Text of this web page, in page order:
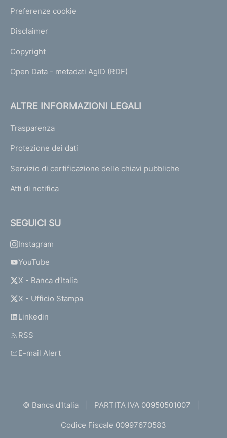
Preferenze cookie
Disclaimer
Copyright
Open Data - metadati AgID (RDF)
ALTRE INFORMAZIONI LEGALI
Trasparenza
Protezione dei dati
Servizio di certificazione delle chiavi pubbliche
Atti di notifica
SEGUICI SU
Instagram
YouTube
X - Banca d’Italia
X - Ufficio Stampa
Linkedin
RSS
E-mail Alert
© Banca d'Italia PARTITA IVA 00950501007
Codice Fiscale 00997670583